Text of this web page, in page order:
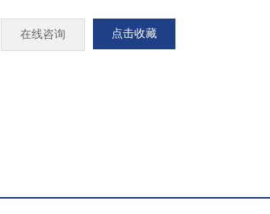
在线咨询 点击收藏